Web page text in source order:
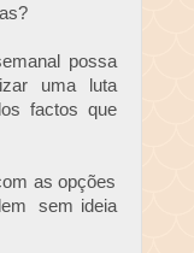
possa
uma luta
factos que
as opções
sem ideia